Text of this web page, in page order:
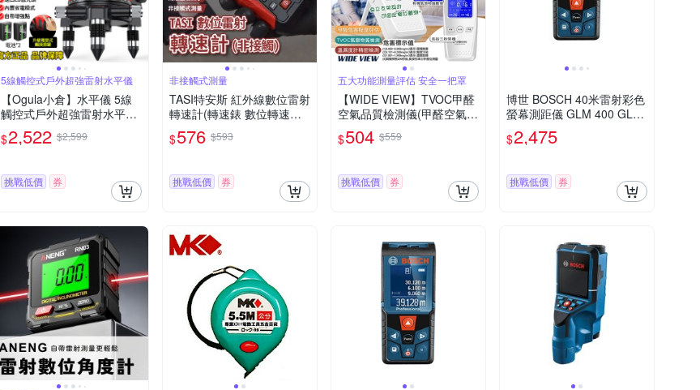
5線觸控式戶外超強雷射水平儀
【Ogula小倉】水平儀 5線
觸控式戶外超強雷射水平儀
LD藍光 高精度投線儀紅外
線室外裝修自動打斜線（保
$2,522 $2,599
挑戰低價 券
非接觸式測量
TASI特安斯 紅外線數位雷射
轉速計(轉速錶 數位轉速表
RPM轉速 機測速 轉速測試
手持轉速錶 風扇轉速)
$576 $593
挑戰低價 券
五大功能測量評估 安全一把罩
【WIDE VIEW】TVOC甲醛
空氣品質檢測儀(甲醛空氣感
測器 甲醛 二甲苯 空汙檢測
儀 油漆 裝潢 粉塵/101B)
$504 $559
挑戰低價 券
博世 BOSCH 40米雷射彩色
螢幕測距儀 GLM 400 GLM
400
$2,475
挑戰低價 券